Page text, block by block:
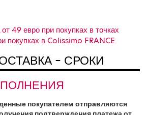
49 евро при покупках в точках
покупках в Colissimo FRANCE
– СРОКИ
покупателем отправляются